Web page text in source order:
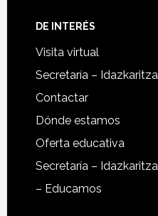
DE INTERÉS
Visita virtual
Secretaría – Idazkaritza
Contactar
Dónde estamos
Oferta educativa
Secretaría – Idazkaritza
– Educamos